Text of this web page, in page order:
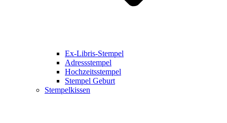
Ex-Libris-Stempel
Adressstempel
Hochzeitsstempel
Stempel Geburt
Stempelkissen